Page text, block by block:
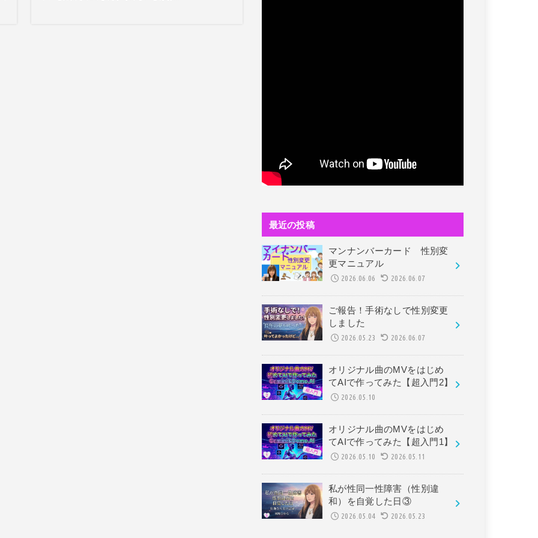
最近の投稿
マンナンバーカード 性別変
更マニュアル
2026.06.06 2026.06.07
ご報告！手術なしで性別変更
しました
2026.05.23 2026.06.07
オリジナル曲のMVをはじめ
てAIで作ってみた【超入門2】
2026.05.10
オリジナル曲のMVをはじめ
てAIで作ってみた【超入門1】
2026.05.10 2026.05.11
私が性同一性障害（性別違
和）を自覚した日③
2026.05.04 2026.05.23